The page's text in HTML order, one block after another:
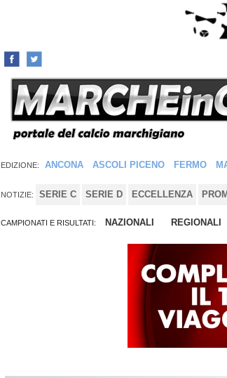
EDIZIONE: ANCONA ASCOLI PICENO FERMO
NOTIZIE: SERIE C SERIE D ECCELLENZA
CAMPIONATI E RISULTATI: NAZIONALI REGIONALI